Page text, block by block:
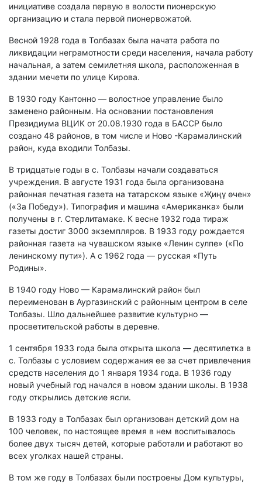
инициативе создала первую в волости пионерскую
организацию и стала первой пионервожатой.
Весной 1928 года в Толбазах была начата работа по
ликвидации неграмотности среди населения, начала работу
начальная, а затем семилетняя школа, расположенная в
здании мечети по улице Кирова.
В 1930 году Кантонно — волостное управление было
заменено районным. На основании постановления
Президиума ВЦИК от 20.08.1930 года в БАССР было
создано 48 районов, в том числе и Ново -Карамалинский
район, куда входили Толбазы.
В тридцатые годы в с. Толбазы начали создаваться
учреждения. В августе 1931 года была организована
районная печатная газета на татарском языке «Җиңү өчен»
(«За Победу»). Типография и машина «Американка» были
получены в г. Стерлитамаке. К весне 1932 года тираж
газеты достиг 3000 экземпляров. В 1933 году рождается
районная газета на чувашском языке «Ленин сулпе» («По
ленинскому пути»). А с 1962 года — русская «Путь
Родины».
В 1940 году Ново — Карамалинский район был
переименован в Аургазинский с районным центром в селе
Толбазы. Шло дальнейшее развитие культурно —
просветительской работы в деревне.
1 сентября 1933 года была открыта школа — десятилетка в
с. Толбазы с условием содержания ее за счет привлечения
средств населения до 1 января 1934 года. В 1936 году
новый учебный год начался в новом здании школы. В 1938
году открылись детские ясли.
В 1933 году в Толбазах был организован детский дом на
100 человек, по настоящее время в нем воспитывалось
более двух тысяч детей, которые работали и работают во
всех уголках нашей страны.
В том же году в Толбазах были построены Дом культуры,